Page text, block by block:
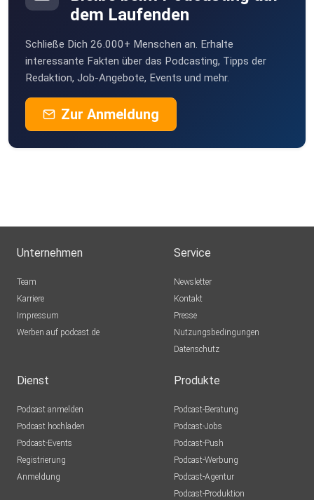
dem Laufenden
Schließe Dich 26.000+ Menschen an. Erhalte
interessante Fakten über das Podcasting, Tipps der
Redaktion, Job-Angebote, Events und mehr.
Zur Anmeldung
Unternehmen
Team
Karriere
Impressum
Werben auf podcast.de
Service
Newsletter
Kontakt
Presse
Nutzungsbedingungen
Datenschutz
Dienst
Podcast anmelden
Podcast hochladen
Podcast-Events
Registrierung
Anmeldung
Produkte
Podcast-Beratung
Podcast-Jobs
Podcast-Push
Podcast-Werbung
Podcast-Agentur
Podcast-Produktion